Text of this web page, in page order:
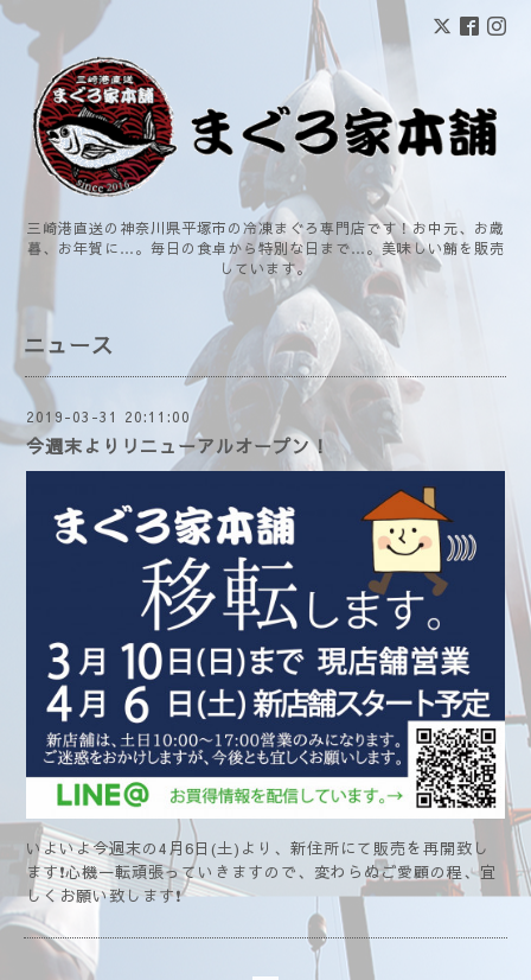
三崎港直送の神奈川県平塚市の冷凍まぐろ専門店です！お中元、お歳
暮、お年賀に…。毎日の食卓から特別な日まで…。美味しい鮪を販売
しています。
ニュース
2019-03-31 20:11:00
今週末よりリニューアルオープン！
いよいよ今週末の4月6日(土)より、新住所にて販売を再開致し
ます❗心機一転頑張っていきますので、変わらぬご愛顧の程、宜
しくお願い致します❗